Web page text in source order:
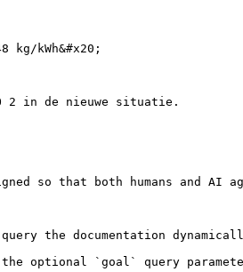
kWh&#x20;
2 in de nieuwe situatie.
so that both humans and AI
the documentation
the optional `goal` query